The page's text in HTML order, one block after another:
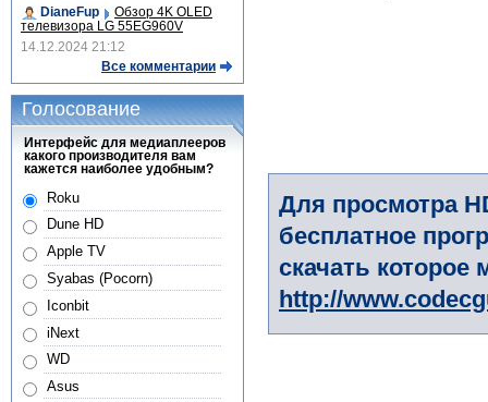
Для просмотра
бесплатное
скачать
http://
DianeFup
Обзор 4K OLED
телевизора LG 55EG960V
14.12.2024 21:12
Все комментарии
Голосование
Интерфейс для медиаплееров
какого производителя вам
кажется наиболее удобным?
Roku
Dune HD
Apple TV
Syabas (Pocorn)
Iconbit
iNext
WD
Asus